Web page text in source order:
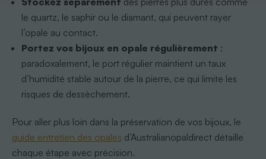
le quartz, le saphir ou le diamant, qui peuvent rayer
l’opale au contact.
Portez vos bijoux en opale régulièrement :
paradoxalement, le port régulier maintient un taux
d’humidité stable autour de la pierre, ce qui limite les
risques de dessèchement.
Pour aller plus loin dans la préservation de vos bijoux, le
guide entretien des opales d’Australianopaldirect détaille
chaque étape avec précision.